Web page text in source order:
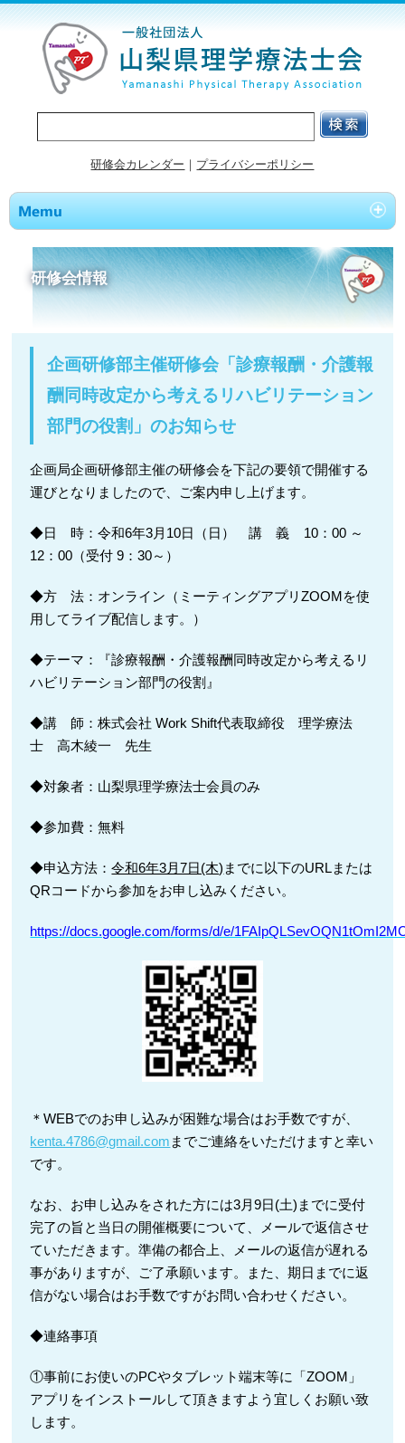
研修会カレンダー ｜ プライバシーポリシー
研修会情報
企画研修部主催研修会「診療報酬・介護報
酬同時改定から考えるリハビリテーション
部門の役割」のお知らせ
企画局企画研修部主催の研修会を下記の要領で開催する
運びとなりましたので、ご案内申し上げます。
◆日 時：令和6年3月10日（日） 講 義 10：00 ～
12：00（受付 9：30～）
◆方 法：オンライン（ミーティングアプリZOOMを使
用してライブ配信します。）
◆テーマ：『診療報酬・介護報酬同時改定から考えるリ
ハビリテーション部門の役割』
◆講 師：株式会社 Work Shift代表取締役 理学療法
士 高木綾一 先生
◆対象者：山梨県理学療法士会員のみ
◆参加費：無料
◆申込方法：令和6年3月7日(木) までに以下のURLまたは
QRコードから参加をお申し込みください。
https://docs.google.com/forms/d/e/
＊WEBでのお申し込みが困難な場合はお手数ですが、
kenta.4786@gmail.com までご連絡をいただけますと幸い
です。
なお、お申し込みをされた方には3月9日(土)までに受付
完了の旨と当日の開催概要について、メールで返信させ
ていただきます。準備の都合上、メールの返信が遅れる
事がありますが、ご了承願います。また、期日までに返
信がない場合はお手数ですがお問い合わせください。
◆連絡事項
①事前にお使いのPCやタブレット端末等に「ZOOM」
アプリをインストールして頂きますよう宜しくお願い致
します。